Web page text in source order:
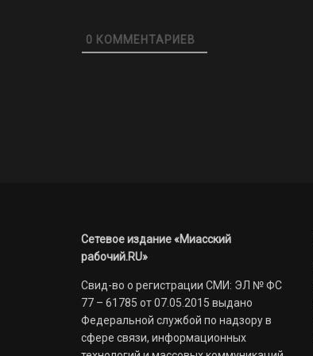
0 КОММЕНТАРИЕВ
Сетевое издание «Миасский
рабочий.RU»
Свид-во о регистрации СМИ: ЭЛ № ФС
77 – 61785 от 07.05.2015 выдано
Федеральной службой по надзору в
сфере связи, информационных